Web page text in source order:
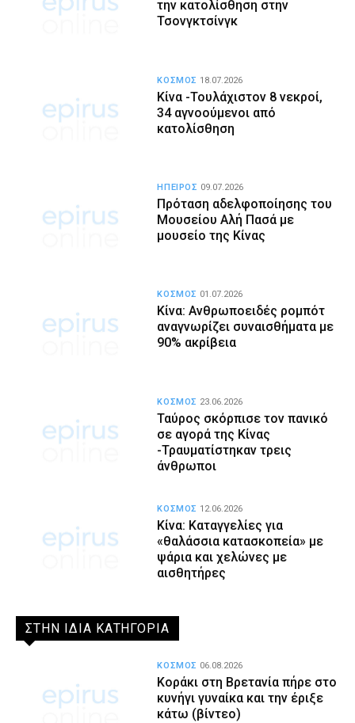
την κατολίσθηση στην
Τσονγκτσίνγκ
Κίνα -Τουλάχιστον 8 νεκροί,
34 αγνοούμενοι από
κατολίσθηση
ΚΟΣΜΟΣ 18.07.2026
Πρόταση αδελφοποίησης του
Μουσείου Αλή Πασά με
μουσείο της Κίνας
ΗΠΕΙΡΟΣ 09.07.2026
Κίνα: Ανθρωποειδές ρομπότ
αναγνωρίζει συναισθήματα με
90% ακρίβεια
ΚΟΣΜΟΣ 01.07.2026
Ταύρος σκόρπισε τον πανικό
σε αγορά της Κίνας
-Τραυματίστηκαν τρεις
άνθρωποι
ΚΟΣΜΟΣ 23.06.2026
Κίνα: Καταγγελίες για
«θαλάσσια κατασκοπεία» με
ψάρια και χελώνες με
αισθητήρες
ΚΟΣΜΟΣ 12.06.2026
ΣΤΗΝ ΙΔΙΑ ΚΑΤΗΓΟΡΙΑ
Κοράκι στη Βρετανία πήρε στο
κυνήγι γυναίκα και την έριξε
κάτω (βίντεο)
ΚΟΣΜΟΣ 06.08.2026